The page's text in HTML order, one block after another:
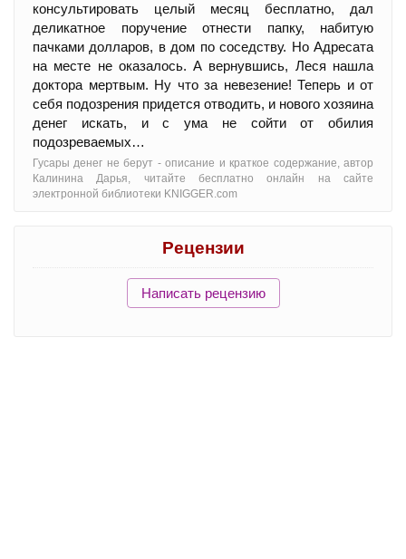
консультировать целый месяц бесплатно, дал
деликатное поручение отнести папку, набитую
пачками долларов, в дом по соседству. Но Адресата
на месте не оказалось. А вернувшись, Леся нашла
доктора мертвым. Ну что за невезение! Теперь и от
себя подозрения придется отводить, и нового хозяина
денег искать, и с ума не сойти от обилия
подозреваемых…
Гусары денег не берут - oписание и краткое содержание, автор
Калинина Дарья, читайте бесплатно онлайн на сайте
электронной библиотеки KNIGGER.com
Рецензии
Написать рецензию